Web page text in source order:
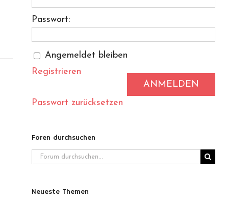
Passwort:
Angemeldet bleiben
ANMELDEN
Registrieren
Passwort zurücksetzen
Foren durchsuchen
Neueste Themen